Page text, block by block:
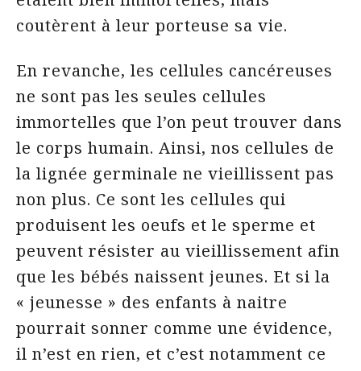
coutèrent à leur porteuse sa vie.
En revanche, les cellules cancéreuses
ne sont pas les seules cellules
immortelles que l’on peut trouver dans
le corps humain. Ainsi, nos cellules de
la lignée germinale ne vieillissent pas
non plus. Ce sont les cellules qui
produisent les oeufs et le sperme et
peuvent résister au vieillissement afin
que les bébés naissent jeunes. Et si la
« jeunesse » des enfants à naitre
pourrait sonner comme une évidence,
il n’est en rien, et c’est notamment ce